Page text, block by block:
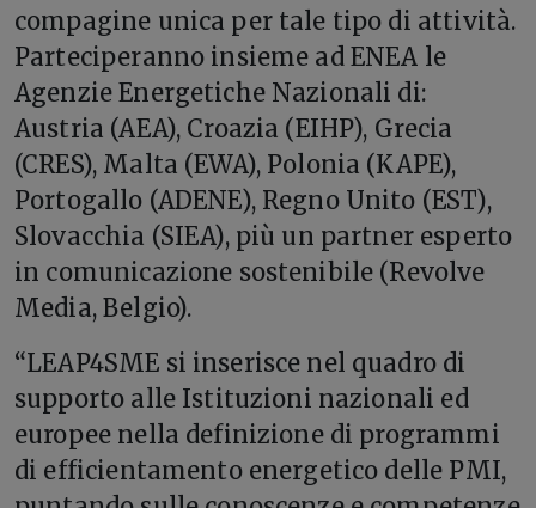
compagine unica per tale tipo di attività.
Parteciperanno insieme ad ENEA le
Agenzie Energetiche Nazionali di:
Austria (AEA), Croazia (EIHP), Grecia
(CRES), Malta (EWA), Polonia (KAPE),
Portogallo (ADENE), Regno Unito (EST),
Slovacchia (SIEA), più un partner esperto
in comunicazione sostenibile (Revolve
Media, Belgio).
“LEAP4SME si inserisce nel quadro di
supporto alle Istituzioni nazionali ed
europee nella definizione di programmi
di efficientamento energetico delle PMI,